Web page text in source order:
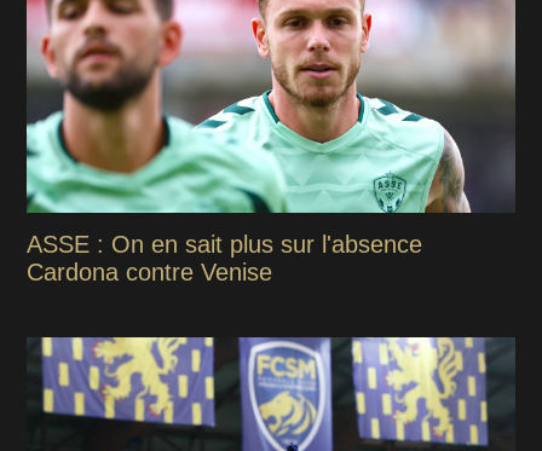
ASSE : On en sait plus sur l'absence
Cardona contre Venise